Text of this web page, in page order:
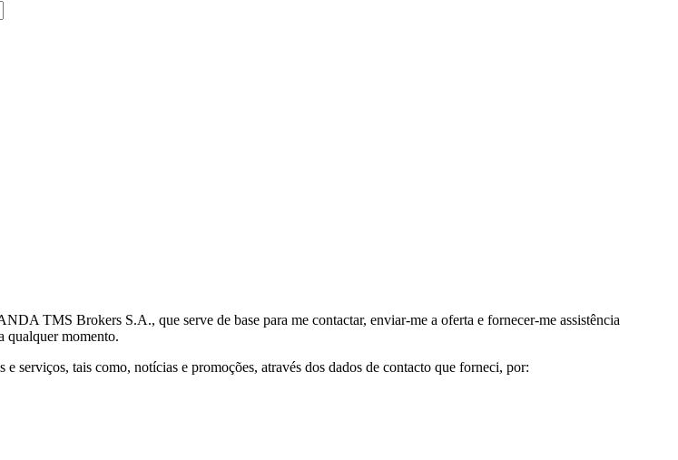
TMS Brokers S.A., que serve de base para me contactar, enviar-me a oferta e fornecer-me assistência
qualquer momento.
tais como, notícias e promoções, através dos dados de contacto que forneci, por: